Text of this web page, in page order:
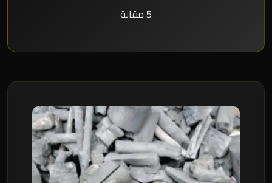
5 مقالة